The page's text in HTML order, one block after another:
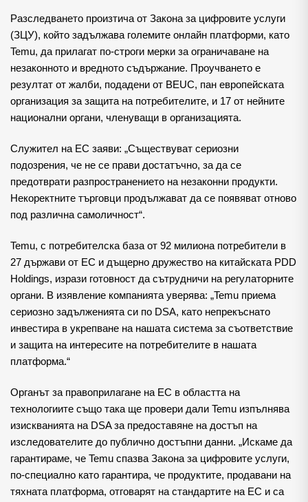
Разследването произтича от Закона за цифровите услуги
(ЗЦУ), който задължава големите онлайн платформи, като
Temu, да прилагат по-строги мерки за ограничаване на
незаконното и вредното съдържание. Проучването е
резултат от жалби, подадени от BEUC, пан европейската
организация за защита на потребителите, и 17 от нейните
национални органи, членуващи в организацията.
Служител на ЕС заяви: „Съществуват сериозни
подозрения, че не се прави достатъчно, за да се
предотврати разпространението на незаконни продукти.
Некоректните търговци продължават да се появяват отново
под различна самоличност“.
Temu, с потребителска база от 92 милиона потребители в
27 държави от ЕС и дъщерно дружество на китайската PDD
Holdings, изрази готовност да сътрудничи на регулаторните
органи. В изявление компанията уверява: „Temu приема
сериозно задълженията си по DSA, като непрекъснато
инвестира в укрепване на нашата система за съответствие
и защита на интересите на потребителите в нашата
платформа.“
Органът за правоприлагане на ЕС в областта на
технологиите също така ще провери дали Temu изпълнява
изискванията на DSA за предоставяне на достъп на
изследователите до публично достъпни данни. „Искаме да
гарантираме, че Temu спазва Закона за цифровите услуги,
по-специално като гарантира, че продуктите, продавани на
тяхната платформа, отговарят на стандартите на ЕС и са